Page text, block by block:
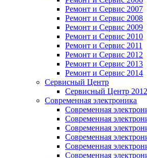
Ремонт и Сервис 2007
Ремонт и Сервис 2008
Ремонт и Сервис 2009
Ремонт и Сервис 2010
Ремонт и Сервис 2011
Ремонт и Сервис 2012
Ремонт и Сервис 2013
Ремонт и Сервис 2014
Сервисный Центр
Сервисный Центр 2012
Современная электроника
Современная
Современная
Современная
Современная
Современная
Современная